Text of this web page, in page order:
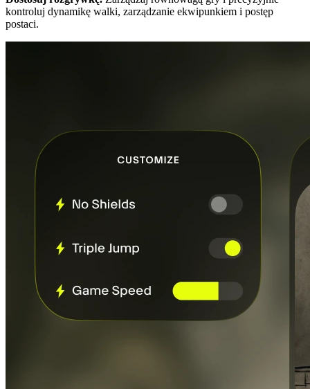
kontroluj dynamikę walki, zarządzanie ekwipunkiem i postęp
postaci.